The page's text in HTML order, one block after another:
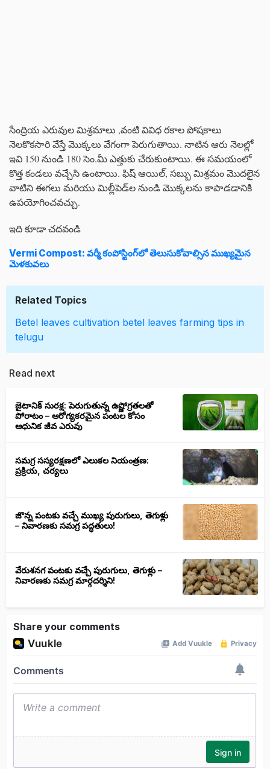
సేంద్రియ ఎరువుల మిశ్రమాలు ,వంటి వివిధ రకాల పోషకాలు
నెలకొకసారి వేస్తే మొక్కలు వేగంగా పెరుగుతాయి. నాటిన ఆరు నెలల్లో
ఇవి 150 నుండి 180 సెం.మీ ఎత్తుకు చేరుకుంటాయి. ఈ సమయంలో
కొత్త కండలు వచ్చేసి ఉంటాయి. ఫిష్ ఆయిల్, సబ్బు మిశ్రమం మొదలైన
వాటిని ఈగలు మరియు మిల్లీపెడ్‌ల నుండి మొక్కలను కాపాడడానికి
ఉపయోగించవచ్చు.
ఇది కూడా చదవండి
Vermi Compost: వర్మీ కంపోస్టింగ్‌లో తెలుసుకోవాల్సిన ముఖ్యమైన
మెళకువలు
Related Topics
Betel leaves cultivation betel leaves farming tips in
telugu
Read next
జైటానిక్ సురక్ష: పెరుగుతున్న ఉష్ణోగ్రతలతో
పోరాటం – ఆరోగ్యకరమైన పంటల కోసం
ఆధునిక జీవ ఎరువు
సమగ్ర సస్యరక్షణలో ఎలుకల నియంత్రణ:
ప్రక్రియ, చర్యలు
జొన్న పంటకు వచ్చే ముఖ్య పురుగులు, తెగుళ్లు
– నివారణకు సమగ్ర పద్ధతులు!
వేరుశనగ పంటకు వచ్చే పురుగులు, తెగుళ్లు –
నివారణకు సమగ్ర మార్గదర్శిని!
Share your comments